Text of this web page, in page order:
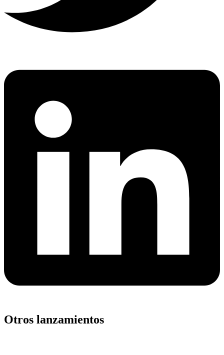
Otros lanzamientos